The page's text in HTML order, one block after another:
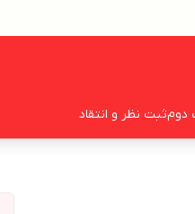
دومثبت نظر و انتقاد